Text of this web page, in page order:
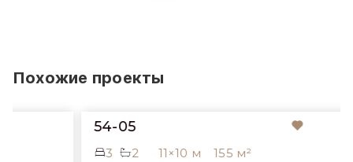
Похожие проекты
54-05
2 11×10 м 155 м²